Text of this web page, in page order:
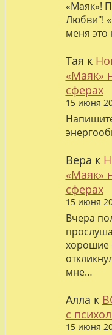
«Маяк»!
Любви"!
меня это
Тая к
«Маяк»
сферах
15 июня
Вера к
«Маяк»
сферах
15 июня
Вчера
хорошие
мне…
Алла к
с
15 июня